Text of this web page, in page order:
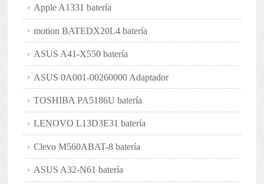
Apple A1331 batería
motion BATEDX20L4 batería
ASUS A41-X550 batería
ASUS 0A001-00260000 Adaptador
TOSHIBA PA5186U batería
LENOVO L13D3E31 batería
Clevo M560ABAT-8 batería
ASUS A32-N61 batería